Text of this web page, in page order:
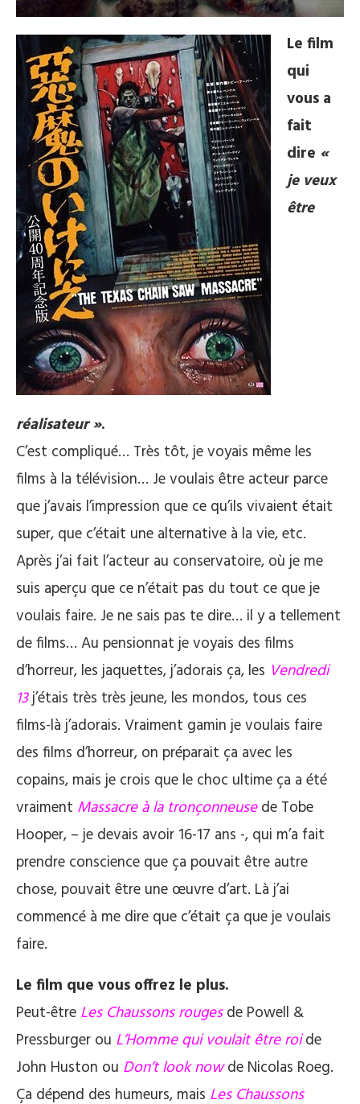
Le film
qui
vous a
fait
dire «
je veux
être
réalisateur ».
C’est compliqué… Très tôt, je voyais même les
films à la télévision… Je voulais être acteur parce
que j’avais l’impression que ce qu’ils vivaient était
super, que c’était une alternative à la vie, etc.
Après j’ai fait l’acteur au conservatoire, où je me
suis aperçu que ce n’était pas du tout ce que je
voulais faire. Je ne sais pas te dire… il y a tellement
de films… Au pensionnat je voyais des films
d’horreur, les jaquettes, j’adorais ça, les Vendredi
13j’étais très très jeune, les mondos, tous ces
films-là j’adorais. Vraiment gamin je voulais faire
des films d’horreur, on préparait ça avec les
copains, mais je crois que le choc ultime ça a été
vraiment Massacre à la tronçonneusede Tobe
Hooper, – je devais avoir 16-17 ans -, qui m’a fait
prendre conscience que ça pouvait être autre
chose, pouvait être une œuvre d’art. Là j’ai
commencé à me dire que c’était ça que je voulais
faire.
Le film que vous offrez le plus.
Peut-être Les Chaussons rougesde Powell &
Pressburger ou L’Homme qui voulait être roide
John Huston ou Don’t look now de Nicolas Roeg.
Ça dépend des humeurs, mais Les Chaussons